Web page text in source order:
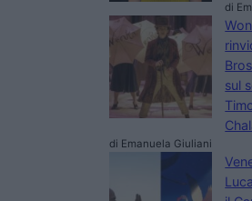
di
sul
di Emanuela Giuliani